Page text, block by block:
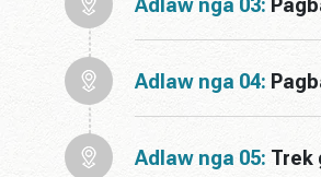
Adlaw nga 04:
Adlaw nga 05: Trek